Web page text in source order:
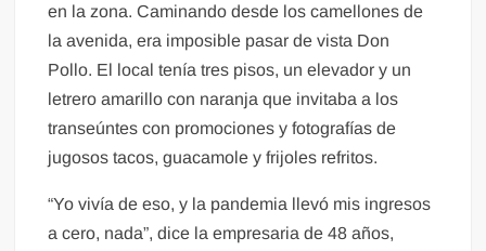
en la zona. Caminando desde los camellones de
la avenida, era imposible pasar de vista Don
Pollo. El local tenía tres pisos, un elevador y un
letrero amarillo con naranja que invitaba a los
transeúntes con promociones y fotografías de
jugosos tacos, guacamole y frijoles refritos.
“Yo vivía de eso, y la pandemia llevó mis ingresos
a cero, nada”, dice la empresaria de 48 años,